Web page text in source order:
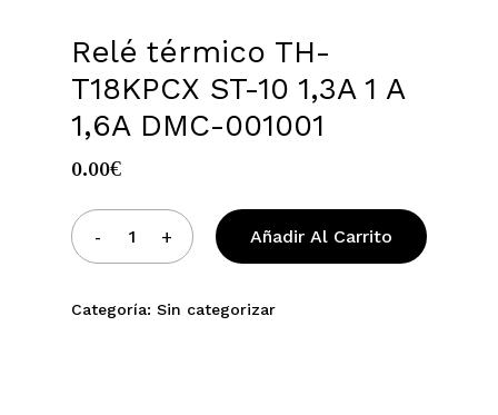
Relé térmico TH-
T18KPCX ST-10 1,3A 1 A
1,6A DMC-001001
0.00€
Añadir Al Carrito
Categoría: Sin categorizar